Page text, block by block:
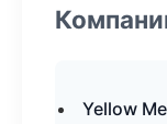
Yellow